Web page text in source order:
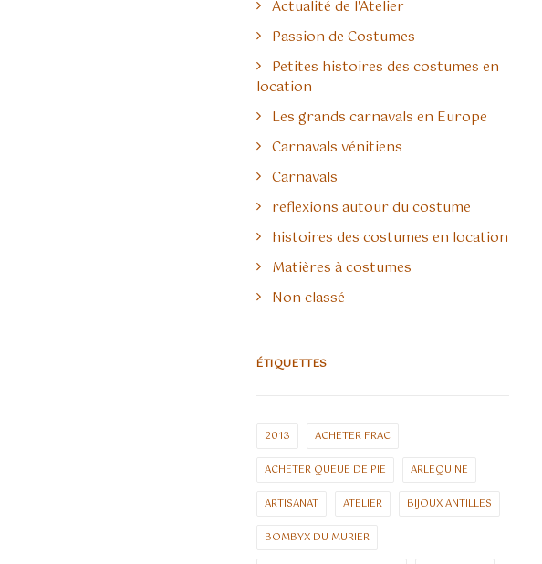
Actualité de l'Atelier
Passion de Costumes
Petites histoires des costumes en
location
Les grands carnavals en Europe
Carnavals vénitiens
Carnavals
reflexions autour du costume
histoires des costumes en location
Matières à costumes
Non classé
ÉTIQUETTES
2013 ACHETER FRAC
ACHETER QUEUE DE PIE ARLEQUINE
ARTISANAT ATELIER BIJOUX ANTILLES
BOMBYX DU MURIER